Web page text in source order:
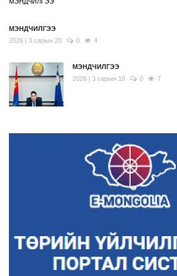
МЭНДЧИЛГЭЭ
2026 | 3 сарын 20
0 4
МЭНДЧИЛГЭЭ
2026 | 3 сарын 18
0 7